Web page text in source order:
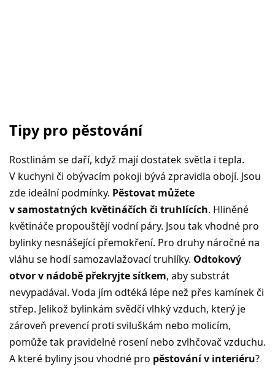
Tipy pro pěstování
Rostlinám se daří, když mají dostatek světla i tepla.
V kuchyni či obývacím pokoji bývá zpravidla obojí. Jsou
zde ideální podmínky. Pěstovat můžete
v samostatných květináčích či truhlících. Hliněné
květináče propouštějí vodní páry. Jsou tak vhodné pro
bylinky nesnášející přemokření. Pro druhy náročné na
vláhu se hodí samozavlažovací truhlíky. Odtokový
otvor v nádobě překryjte sítkem, aby substrát
nevypadával. Voda jím odtéká lépe než přes kamínek či
střep. Jelikož bylinkám svědčí vlhký vzduch, který je
zároveň prevencí proti sviluškám nebo molicím,
pomůže tak pravidelné rosení nebo zvlhčovač vzduchu.
A které byliny jsou vhodné pro pěstování v interiéru?